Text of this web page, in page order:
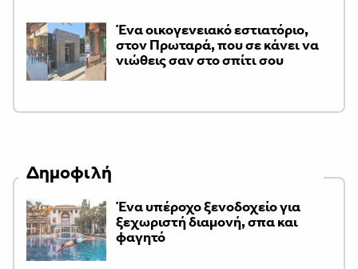
Ένα οικογενειακό εστιατόριο,
στον Πρωταρά, που σε κάνει να
νιώθεις σαν στο σπίτι σου
Δημοφιλή
Ένα υπέροχο ξενοδοχείο για
ξεχωριστή διαμονή, σπα και
φαγητό